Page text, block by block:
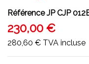
Référence JP CJP
230,00 €
280,60 € TVA incluse